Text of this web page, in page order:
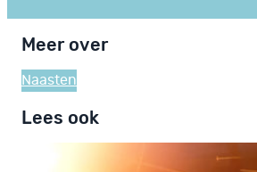
Meer over
Naasten
Lees ook